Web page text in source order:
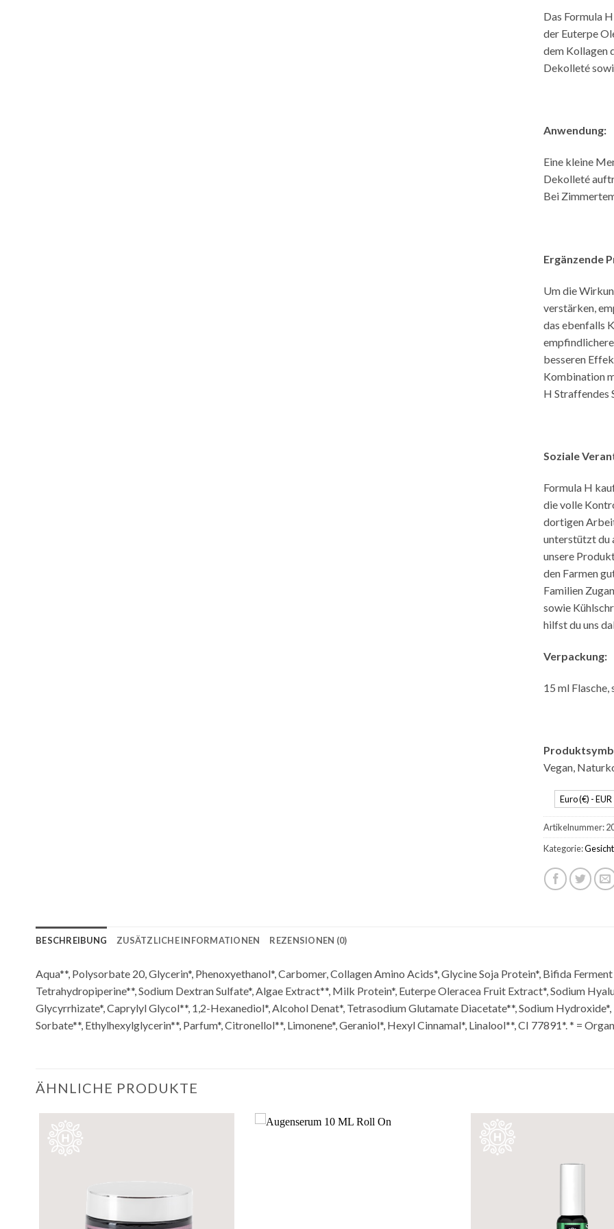
Das Formula
der Euterpe
dem Kollagen
Dekolleté
Anwendung:
Eine kleine
Dekolleté
Bei
Ergänzende
Um die
verstärken,
das ebenfalls
besseren
Kombination
H Straffendes
Soziale
Formula H
die volle
dortigen
unterstützt du
unsere
den Farmen
Familien
sowie
hilfst du uns
Verpackung:
15 ml
Vegan,
Euro (€) - EUR
Artikelnummer:
Kategorie:Gesicht
BESCHREIBUNG ZUSÄTZLICHE INFORMATIONEN REZENSIONEN (0)
Aqua**, Polysorbate 20, Glycerin*, Phenoxyethanol*, Carbomer, Collagen Amino Acids*, Glycine Soja Protein*, Bifida
Tetrahydropiperine**, Sodium Dextran Sulfate*, Algae Extract**, Milk Protein*, Euterpe Oleracea Fruit Extract*, Sodium
Glycyrrhizate*, Caprylyl Glycol**, 1,2-Hexanediol*, Alcohol Denat*, Tetrasodium Glutamate Diacetate**, Sodium
Sorbate**, Ethylhexylglycerin**, Parfum*, Citronellol**, Limonene*, Geraniol*, Hexyl Cinnamal*, Linalool**, CI 77891*. * =
ÄHNLICHE PRODUKTE